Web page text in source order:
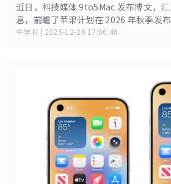
近日，科技媒体 9to5Mac 发布博文，
息，前瞻了苹果计划在 2026 年秋季发
列，预估其在维持现有尺寸基础上，进
牛学长 | 2025-12-26 17:06:46